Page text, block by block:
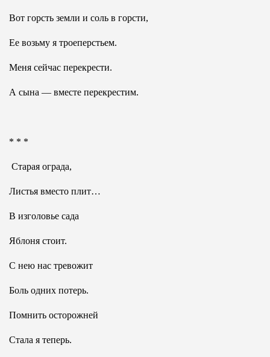
Вот горсть земли и соль в горсти,
Ее возьму я троеперстьем.
Меня сейчас перекрести.
А сына — вместе перекрестим.
* * *
Старая ограда,
Листья вместо плит…
В изголовье сада
Яблоня стоит.
С нею нас тревожит
Боль одних потерь.
Помнить осторожней
Стала я теперь.